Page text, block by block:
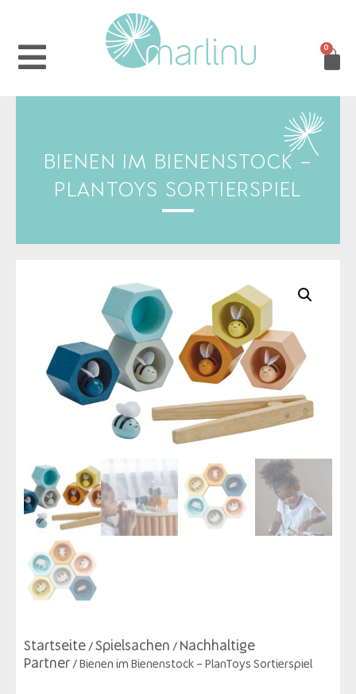
0
BIENEN IM BIENENSTOCK –
PLANTOYS SORTIERSPIEL
Startseite / Spielsachen / Nachhaltige
Partner / Bienen im Bienenstock – PlanToys Sortierspiel